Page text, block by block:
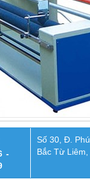
-
Số 30, Đ.
Bắc Từ